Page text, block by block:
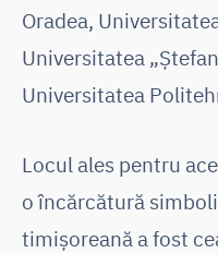
Oradea,
Universitatea
Universitatea
Locul ales pentru
o încărcătură
timișoreană a fost